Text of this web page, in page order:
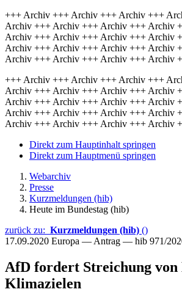
+++ Archiv +++ Archiv +++ Archiv +++
Archiv +++ Archiv +++ Archiv +++ Archiv
Archiv +++ Archiv +++ Archiv +++ Archiv
Archiv +++ Archiv +++ Archiv +++ Archiv
Archiv +++ Archiv +++ Archiv +++ Archiv
+++ Archiv +++ Archiv +++ Archiv +++
Archiv +++ Archiv +++ Archiv +++ Archiv
Archiv +++ Archiv +++ Archiv +++ Archiv
Archiv +++ Archiv +++ Archiv +++ Archiv
Archiv +++ Archiv +++ Archiv +++ Archiv
Direkt zum Hauptinhalt springen
Direkt zum Hauptmenü springen
Webarchiv
Presse
Kurzmeldungen (hib)
Heute im Bundestag (hib)
zurück zu: Kurzmeldungen (hib) ()
17.09.2020 Europa — Antrag — hib 971/
AfD fordert Streichung von
Klimazielen